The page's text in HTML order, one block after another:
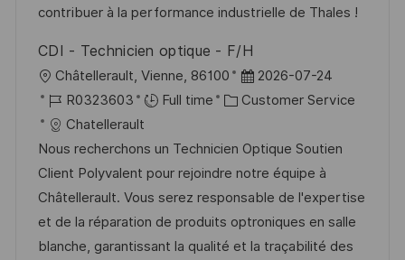
t
y
contribuer à la performance industrielle de Thales !
CDI - Technicien optique - F/H
L
o
c
a
t
i
o
n
Châtellerault, Vienne, 86100
P
o
t
e
d
D
a
2026-07-24
J
o
b
I
d
R0323603 Full time
C
t
e
g
o
r
Customer Service
Chatellerault
Nous recherchons un Technicien Optique Soutien
Client Polyvalent pour rejoindre notre équipe à
Châtellerault. Vous serez responsable de l'expertise
et de la réparation de produits optroniques en salle
blanche, garantissant la qualité et la traçabilité des